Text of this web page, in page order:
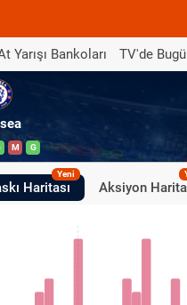
Yarışı Bankoları TV'de
M G
Haritası
Yeni
Aksiyon